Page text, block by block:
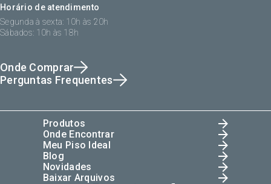
Horário de atendimento
Segunda à sexta: 10h às 20h
Sábados: 10h às 18h
Onde Comprar
Perguntas Frequentes
Produtos
Onde Encontrar
Meu Piso Ideal
Blog
Novidades
Baixar Arquivos